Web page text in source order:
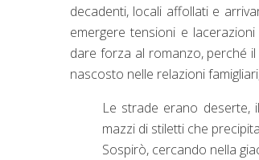
decadenti, locali affollati e
emergere tensioni e
dare forza al romanzo, perché
nascosto nelle relazioni
Le strade erano deserte,
mazzi di stiletti che
Sospirò, cercando nella